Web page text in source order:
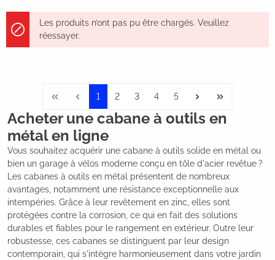
Les produits n’ont pas pu être chargés. Veuillez
réessayer.
1 2 3 4 5
Acheter une cabane à outils en
métal en ligne
Vous souhaitez acquérir une cabane à outils solide en métal ou
bien un garage à vélos moderne conçu en tôle d'acier revêtue ?
Les cabanes à outils en métal présentent de nombreux
avantages, notamment une résistance exceptionnelle aux
intempéries. Grâce à leur revêtement en zinc, elles sont
protégées contre la corrosion, ce qui en fait des solutions
durables et fiables pour le rangement en extérieur. Outre leur
robustesse, ces cabanes se distinguent par leur design
contemporain, qui s'intègre harmonieusement dans votre jardin